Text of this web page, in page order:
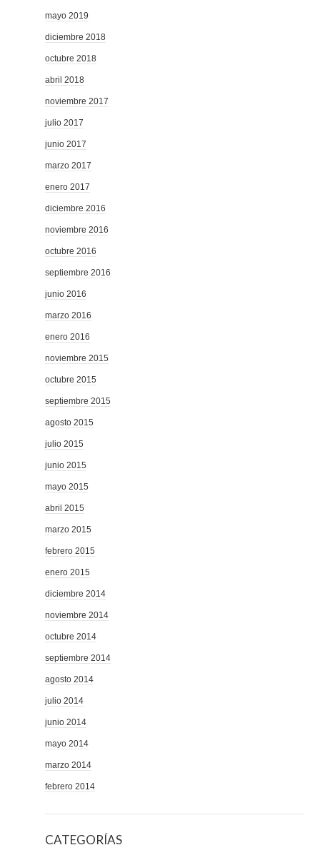
mayo 2019
diciembre 2018
octubre 2018
abril 2018
noviembre 2017
julio 2017
junio 2017
marzo 2017
enero 2017
diciembre 2016
noviembre 2016
octubre 2016
septiembre 2016
junio 2016
marzo 2016
enero 2016
noviembre 2015
octubre 2015
septiembre 2015
agosto 2015
julio 2015
junio 2015
mayo 2015
abril 2015
marzo 2015
febrero 2015
enero 2015
diciembre 2014
noviembre 2014
octubre 2014
septiembre 2014
agosto 2014
julio 2014
junio 2014
mayo 2014
marzo 2014
febrero 2014
CATEGORÍAS